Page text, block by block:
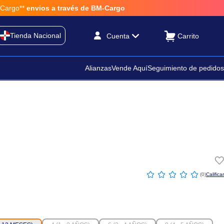
envios a través de BM-Cargo
Tienda Nacional Cuenta
AlianzasVende AquíSeguimiento de pedidos
☆ ☆ ☆ ☆ ☆ (0)